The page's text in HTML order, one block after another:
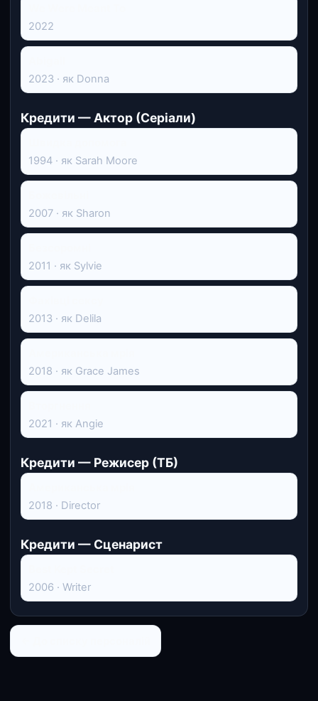
2022
2023 · як Donna
Кредити — Актор (Серіали)
1994 · як Sarah Moore
2007 · як Sharon
2011 · як Sylvie
2013 · як Delila
2018 · як Grace James
2021 · як Angie
Кредити — Режисер (ТБ)
2018 · Director
Кредити — Сценарист
2006 · Writer